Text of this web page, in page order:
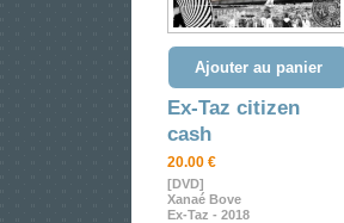
Ajouter au panier
Ex-Taz citizen
cash
20.00 €
[DVD]
Xanaé Bove
Ex-Taz - 2018